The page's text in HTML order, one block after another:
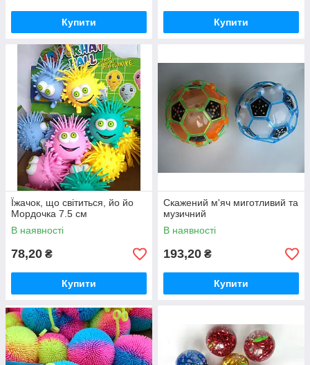
Купити Купити
Їжачок, що світиться, йо йо
Мордочка 7.5 см
В наявності
78,20 ₴
Купити
Скажений м'яч миготливий та
музичний
В наявності
193,20 ₴
Купити